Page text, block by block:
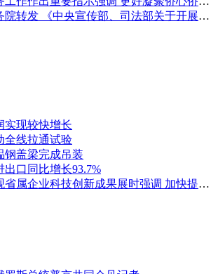
中共中央国务院转发 《中央宣传部、司法部关于开展法治宣传教育的第九个五年规划（二〇二六—二〇三〇年）》
实现较快增长
全线拉通试验
钢盖梁完成吊装
出口同比增长93.7%
赵一德在参观省属企业科技创新成果展时强调 加快提升国有企业创新能力 为科技强省建设贡献更大力量 邢善萍参加